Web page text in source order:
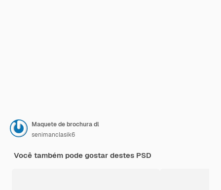
Maquete de brochura dl
senimanclasik6
Você também pode gostar destes PSD